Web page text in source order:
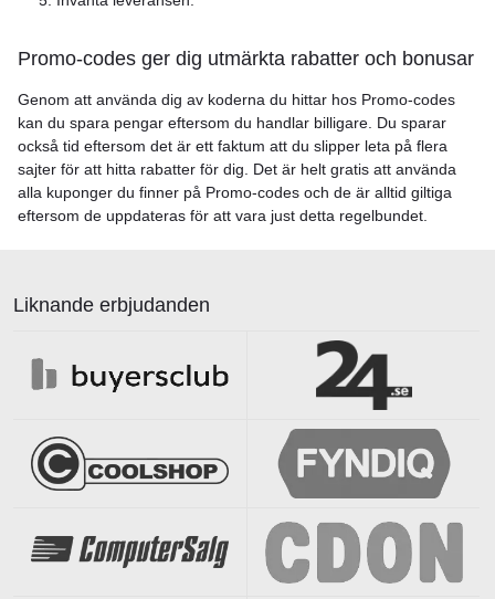
Promo-codes ger dig utmärkta rabatter och bonusar
Genom att använda dig av koderna du hittar hos Promo-codes
kan du spara pengar eftersom du handlar billigare. Du sparar
också tid eftersom det är ett faktum att du slipper leta på flera
sajter för att hitta rabatter för dig. Det är helt gratis att använda
alla kuponger du finner på Promo-codes och de är alltid giltiga
eftersom de uppdateras för att vara just detta regelbundet.
Liknande erbjudanden